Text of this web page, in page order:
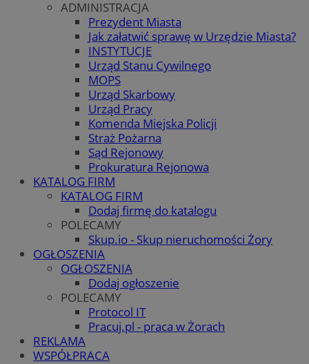
ADMINISTRACJA
Prezydent Miasta
Jak załatwić sprawę w Urzędzie Miasta?
INSTYTUCJE
Urząd Stanu Cywilnego
MOPS
Urząd Skarbowy
Urząd Pracy
Komenda Miejska Policji
Straż Pożarna
Sąd Rejonowy
Prokuratura Rejonowa
KATALOG FIRM
KATALOG FIRM
Dodaj firmę do katalogu
POLECAMY
Skup.io - Skup nieruchomości Żory
OGŁOSZENIA
OGŁOSZENIA
Dodaj ogłoszenie
POLECAMY
Protocol IT
Pracuj.pl - praca w Żorach
REKLAMA
WSPÓŁPRACA